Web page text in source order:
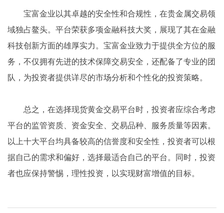
宝富金业以其卓越的安全性和合规性，在贵金属交易领
域独占鳌头。平台荣获多项金融科技大奖，展现了其在金融
科技创新方面的雄厚实力。宝富金业致力于提供全方位的服
务，不仅拥有先进的技术保障交易安全，还配备了专业的团
队，为投资者提供详尽的市场分析和个性化的投资策略。
总之，在选择现货黄金交易平台时，投资者应综合考虑
平台的监管资质、资金安全、交易品种、服务质量等因素。
以上十大平台均具备较高的信誉度和安全性，投资者可以根
据自己的需求和偏好，选择最适合自己的平台。同时，投资
者也应保持警惕，理性投资，以实现财富增值的目标。